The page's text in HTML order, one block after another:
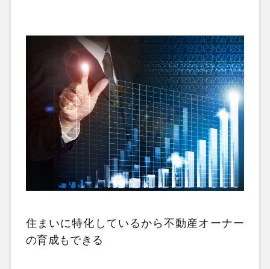
住まいに特化しているから不動産オーナー
の育成もできる